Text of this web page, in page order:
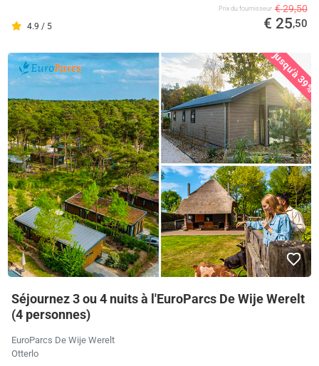
4.9 / 5
Prix ​​du fournisseur € 29,50
€ 25,50
jusqu'à 39%
Séjournez 3 ou 4 nuits à l'EuroParcs De Wije Werelt
(4 personnes)
EuroParcs De Wije Werelt
Otterlo